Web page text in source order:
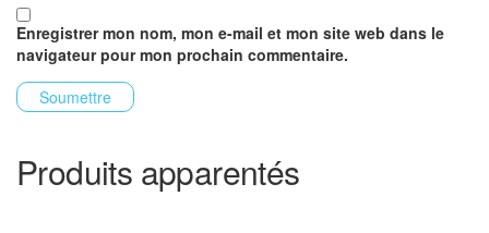
Enregistrer mon nom, mon e-mail et mon site web dans le
navigateur pour mon prochain commentaire.
Produits apparentés